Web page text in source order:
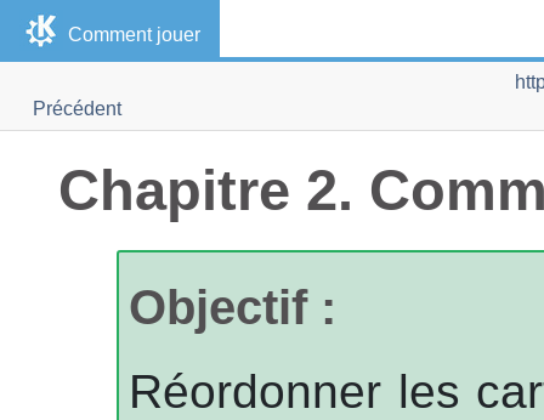
Comment jouer
Précédent
Chapitre 2.
Objectif :
Réordonner les